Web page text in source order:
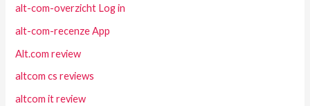
alt-com-overzicht Log in
alt-com-recenze App
Alt.com review
altcom cs reviews
altcom it review